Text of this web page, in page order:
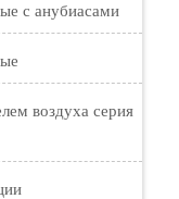
с анубиасами
воздуха серия